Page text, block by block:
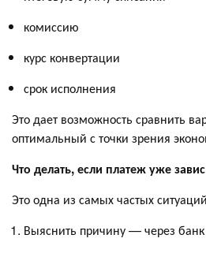
комиссию
курс конвертации
срок исполнения
Это дает возможность сравнить
оптимальный с точки зрения
Что делать, если платеж уже
Это одна из самых частых
Выяснить причину — через